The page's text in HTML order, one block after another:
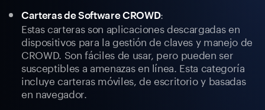
Carteras de Software CROWD:
Estas carteras son aplicaciones descargadas en
dispositivos para la gestión de claves y manejo de
CROWD. Son fáciles de usar, pero pueden ser
susceptibles a amenazas en línea. Esta categoría
incluye carteras móviles, de escritorio y basadas
en navegador.